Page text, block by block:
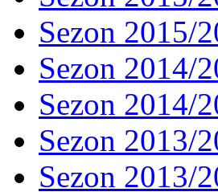
Sezon 2015/
Sezon 2014/
Sezon 2014/
Sezon 2013/
Sezon 2013/